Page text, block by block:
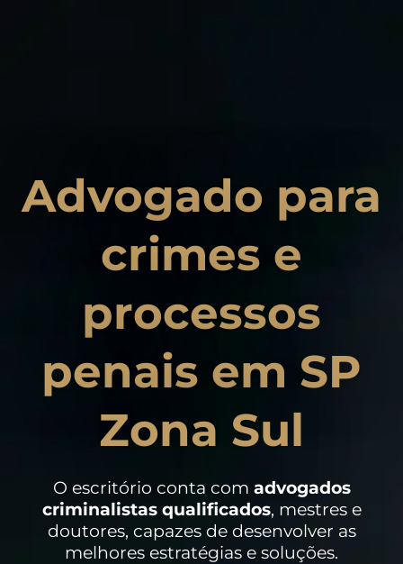
Advogado para
crimes e
processos
penais em SP
Zona Sul
O escritório conta com advogados
criminalistasqualificados, mestres e
doutores, capazes de desenvolver as
melhores estratégias e soluções.